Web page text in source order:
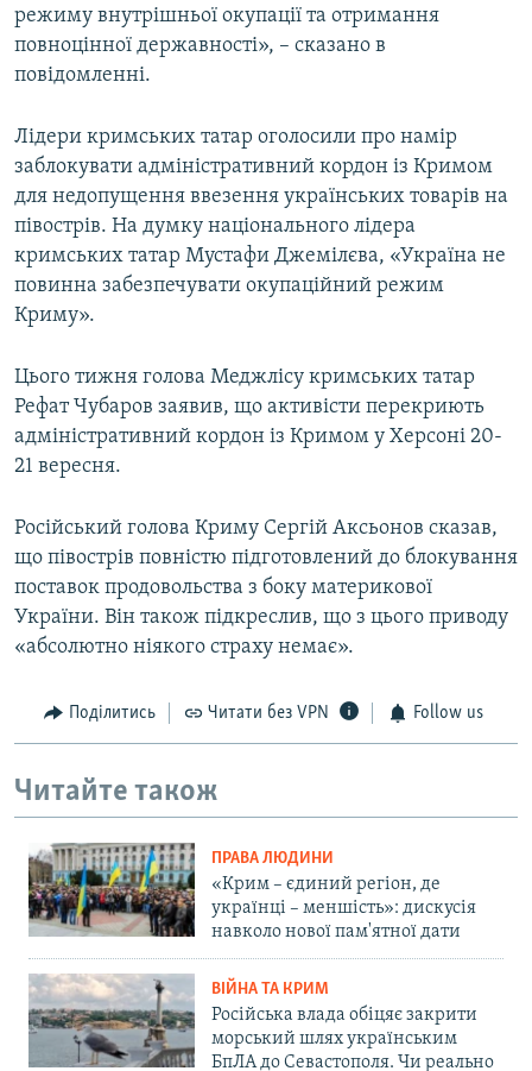
режиму внутрішньої окупації та отримання
повноцінної державності», – сказано в
повідомленні.
Лідери кримських татар оголосили про намір
заблокувати адміністративний кордон із Кримом
для недопущення ввезення українських товарів на
півострів. На думку національного лідера
кримських татар Мустафи Джемілєва, «Україна не
повинна забезпечувати окупаційний режим
Криму».
Цього тижня голова Меджлісу кримських татар
Рефат Чубаров заявив, що активісти перекриють
адміністративний кордон із Кримом у Херсоні 20-
21 вересня.
Російський голова Криму Сергій Аксьонов сказав,
що півострів повністю підготовлений до блокування
поставок продовольства з боку материкової
України. Він також підкреслив, що з цього приводу
«абсолютно ніякого страху немає».
Поділитись Читати без VPN Follow us
Читайте також
ПРАВА ЛЮДИНИ
«Крим – єдиний регіон, де
українці – меншість»: дискусія
навколо нової пам'ятної дати
ВІЙНА ТА КРИМ
Російська влада обіцяє закрити
морський шлях українським
БпЛА до Севастополя. Чи реально